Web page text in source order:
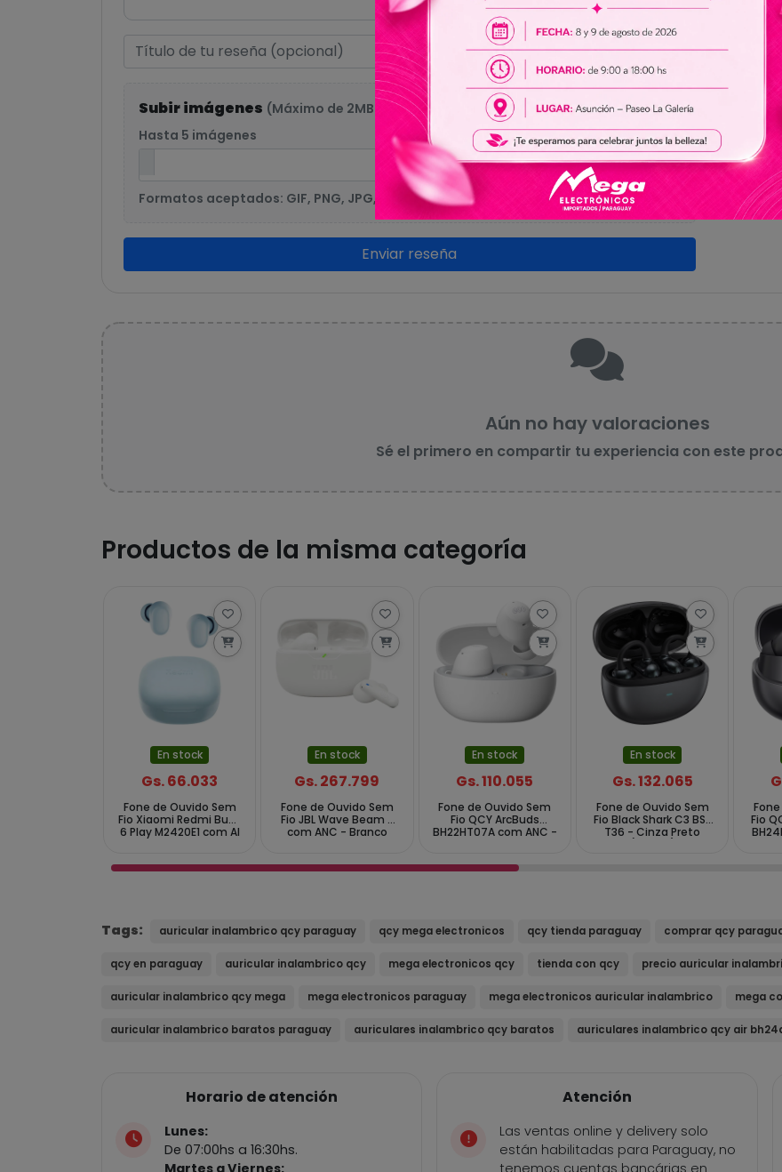
Subir imágenes (Máximo de 2MB por imagen)
Hasta 5 imágenes
Formatos aceptados: GIF, PNG, JPG, JPEG, WEBP
Enviar reseña
Sin
Aún no hay valoraciones
Sé el primero en compartir tu experiencia con este
Productos de la misma categoría
En stock
Gs. 66.033
Fone de Ouvido Sem
Fio Xiaomi Redmi Buds
6 Play M2420E1 com AI
En stock
Gs. 267.799
Fone de Ouvido Sem
Fio JBL Wave Beam 2
com ANC - Branco
En stock
Gs. 110.055
Fone de Ouvido Sem
Fio QCY ArcBuds
BH22HT07A com ANC -
En stock
Gs. 132.065
Fone de Ouvido Sem
Fio Black Shark C3 BS-
T36 - Cinza Preto
Fio
Tags: auricular inalambrico qcy paraguay qcy mega electronicos qcy tienda paraguay comprar qcy
qcy en paraguay auricular inalambrico qcy mega electronicos qcy tienda con qcy precio auricular
auricular inalambrico qcy mega mega electronicos paraguay mega electronicos auricular inalambrico mega
auricular inalambrico baratos paraguay auriculares inalambrico qcy baratos auriculares inalambrico qcy air
Horario de atención
Lunes:
De 07:00hs a 16:30hs.
Martes a Viernes:
Atención
Las ventas online y delivery solo
están habilitadas para Paraguay, no
tenemos cuentas bancárias en